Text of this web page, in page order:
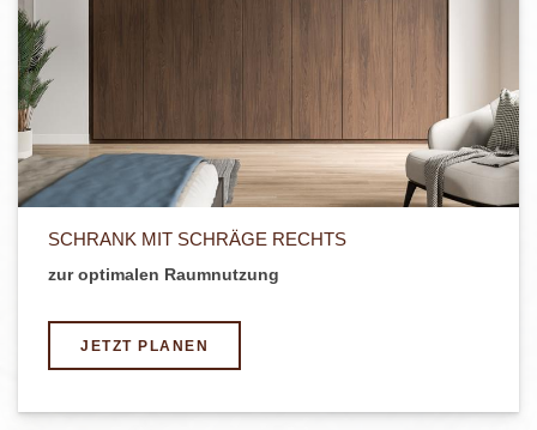
SCHRANK MIT SCHRÄGE RECHTS
zur optimalen Raumnutzung
JETZT PLANEN